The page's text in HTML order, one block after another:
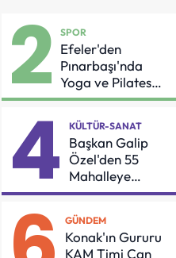
2 SPOR
Efeler'den
Pınarbaşı'nda
Yoga ve Pilates
Buluşması
4 KÜLTÜR-SANAT
Başkan Galip
Özel'den 55
Mahalleye
Çocuk Şenliği
GÜNDEM
Konak'ın Gururu
KAM Timi Can